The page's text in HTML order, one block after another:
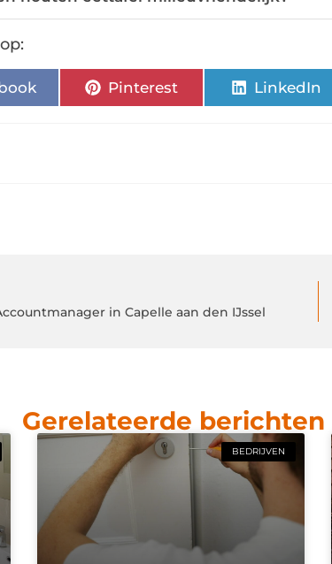
Pinterest LinkedIn
in Capelle aan den IJssel
Gerelateerde berichten
BEDRIJVEN